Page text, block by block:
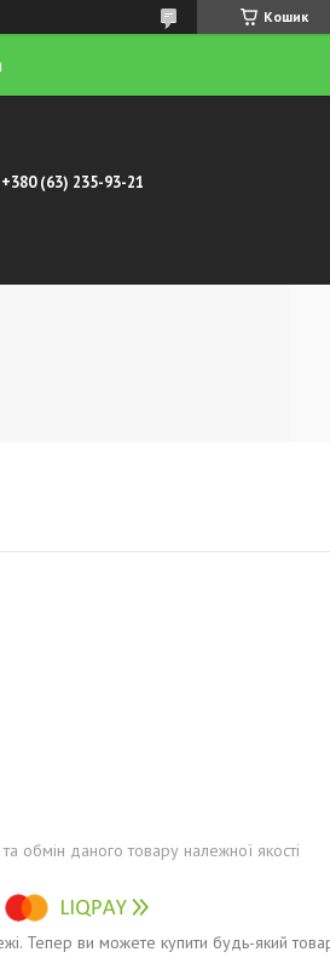
Кошик
+380 (63) 235-93-21
обмін даного товару належної якості
Тепер ви можете купити будь-який